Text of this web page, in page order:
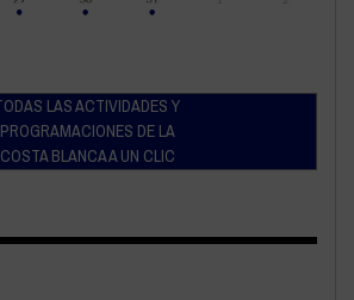
LAS ACTIVIDADES Y
PROGRAMACIONES DE LA
COSTA BLANCA A UN CLIC